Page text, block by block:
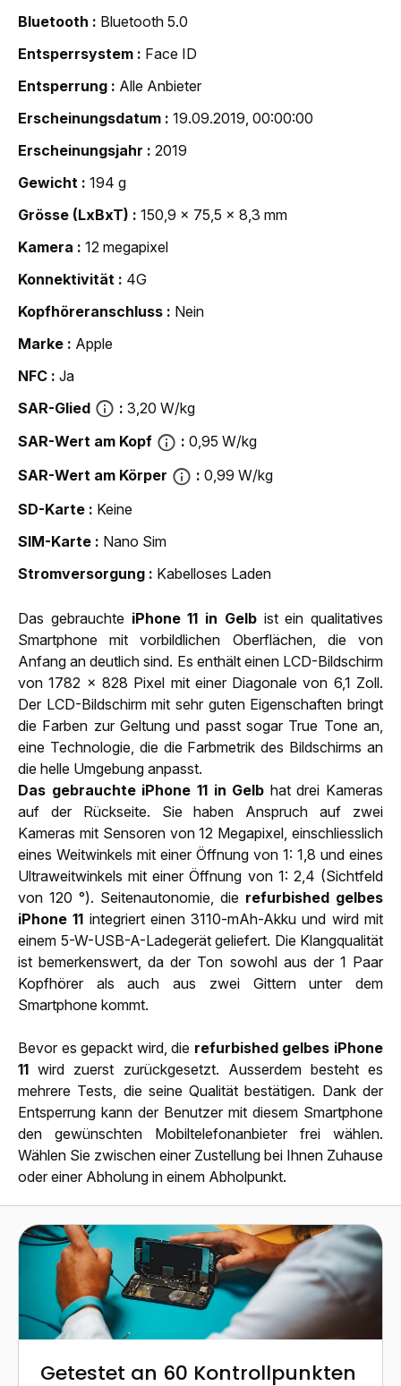
Bluetooth
Bluetooth 5.0
Entsperrsystem
Face ID
Entsperrung
Alle Anbieter
Erscheinungsdatum
19.09.2019, 00:00:00
Erscheinungsjahr
2019
Gewicht
194 g
Grösse (LxBxT)
150,9 x 75,5 x 8,3 mm
Kamera
12 megapixel
Konnektivität
4G
Kopfhöreranschluss
Nein
Marke
Apple
NFC
Ja
SAR-Glied
3,20 W/kg
SAR-Wert am Kopf
0,95 W/kg
SAR-Wert am Körper
0,99 W/kg
SD-Karte
Keine
SIM-Karte
Nano Sim
Strom­versorgung
Kabelloses Laden
Das gebrauchte iPhone 11 in Gelbist ein qualitatives
Smartphone mit vorbildlichen Oberflächen, die von
Anfang an deutlich sind. Es enthält einen LCD-Bildschirm
von 1782 x 828 Pixel mit einer Diagonale von 6,1 Zoll.
Der LCD-Bildschirm mit sehr guten Eigenschaften bringt
die Farben zur Geltung und passt sogar True Tone an,
eine Technologie, die die Farbmetrik des Bildschirms an
die helle Umgebung anpasst.
Das gebrauchte iPhone 11 in Gelb hat drei Kameras
auf der Rückseite. Sie haben Anspruch auf zwei
Kameras mit Sensoren von 12 Megapixel, einschliesslich
eines Weitwinkels mit einer Öffnung von 1: 1,8 und eines
Ultraweitwinkels mit einer Öffnung von 1: 2,4 (Sichtfeld
von 120 °). Seitenautonomie, die refurbished gelbes
iPhone 11 integriert einen 3110-mAh-Akku und wird mit
einem 5-W-USB-A-Ladegerät geliefert. Die Klangqualität
ist bemerkenswert, da der Ton sowohl aus der 1 Paar
Kopfhörer als auch aus zwei Gittern unter dem
Smartphone kommt.
Bevor es gepackt wird, die refurbished gelbes iPhone
11 wird zuerst zurückgesetzt. Ausserdem besteht es
mehrere Tests, die seine Qualität bestätigen. Dank der
Entsperrung kann der Benutzer mit diesem Smartphone
den gewünschten Mobiltelefonanbieter frei wählen.
Wählen Sie zwischen einer Zustellung bei Ihnen Zuhause
oder einer Abholung in einem Abholpunkt.
Getestet an 60 Kontrollpunkten